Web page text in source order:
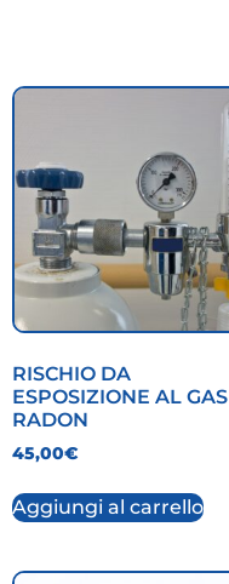
RISCHIO DA
ESPOSIZIONE AL GAS
RADON
45,00€
Aggiungi al carrello